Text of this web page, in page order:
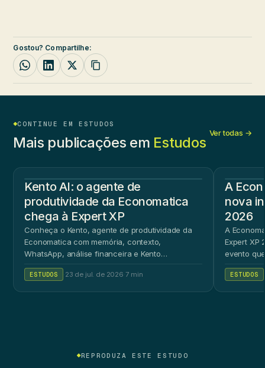
Gostou? Compartilhe:
CONTINUE EM ESTUDOS
Mais publicações em Estudos
Ver todas →
Kento AI: o agente de
produtividade da Economatica
chega à Expert XP
Conheça o Kento, agente de produtividade da
Economatica com memória, contexto,
WhatsApp, análise financeira e Kento
ESTUDOS 23 de jul. de 2026 7 min
A
nova
2026
A
Expert XP
evento
ESTUDOS
REPRODUZA ESTE ESTUDO